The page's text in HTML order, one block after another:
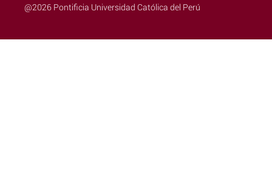
@2026 Pontificia Universidad Católica del Perú